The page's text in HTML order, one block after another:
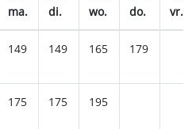
ma.
di.
wo.
do.
vr.
149 149 165 179
175 175 195